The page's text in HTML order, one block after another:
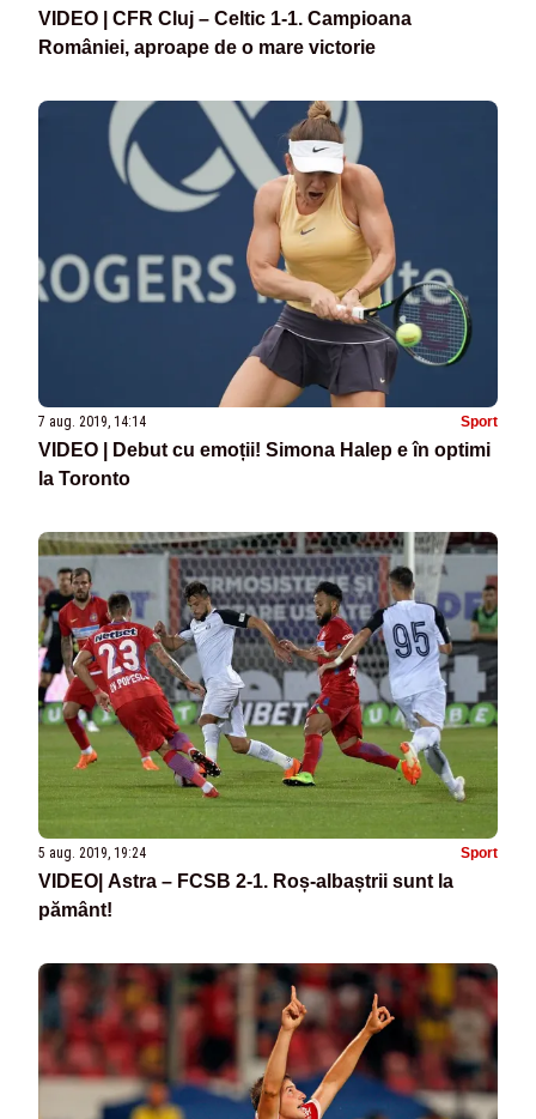
VIDEO | CFR Cluj – Celtic 1-1. Campioana
României, aproape de o mare victorie
7 aug. 2019, 14:14 Sport
VIDEO | Debut cu emoții! Simona Halep e în optimi
la Toronto
5 aug. 2019, 19:24 Sport
VIDEO| Astra – FCSB 2-1. Roș-albaștrii sunt la
pământ!